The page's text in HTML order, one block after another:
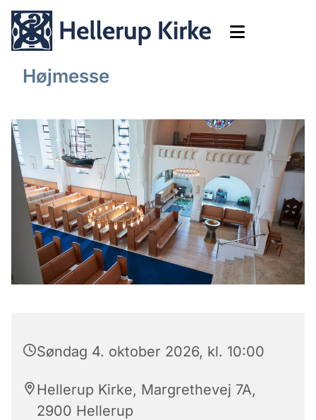
Højmesse
Søndag 4. oktober 2026, kl. 10:00
Hellerup Kirke, Margrethevej 7A,
2900 Hellerup